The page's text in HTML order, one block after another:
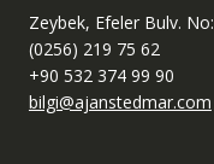
Zeybek, Efeler Bulv.
(0256) 219 75 62
+90 532 374 99 90
bilgi@ajanstedmar.com